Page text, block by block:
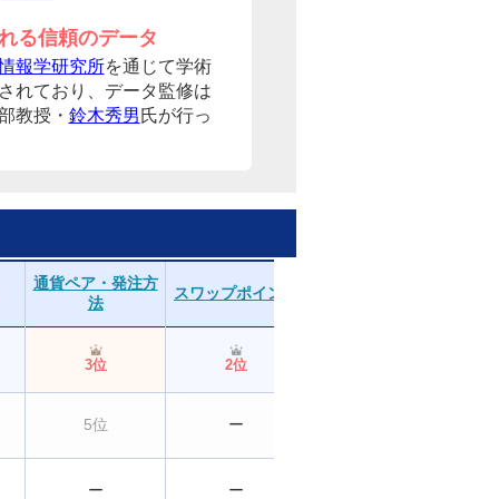
る信頼のデータ
報学研究所を通じて学術
れており、データ監修は
教授・ 鈴木秀男 氏が行っ
通貨ペア・発注方
法
スワップポイント
3位 2位
5位 ー
ー ー